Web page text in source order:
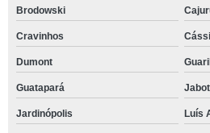
Brodowski
Cravinhos
Dumont
Guatapará
Jardinópolis Luís